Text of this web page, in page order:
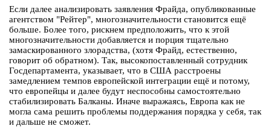
Если далее анализировать заявления Фрайда, опубликованные
агентством "Рейтер", многозначительности становится ещё
больше. Более того, рискнем предположить, что к этой
многозначительности добавляется и порция тщательно
замаскированного злорадства, (хотя Фрайд, естественно,
говорит об обратном). Так, высокопоставленный сотрудник
Госдепартамента, указывает, что в США расстроены
замедлением темпов европейской интеграции ещё и потому,
что европейцы и далее будут неспособны самостоятельно
стабилизировать Балканы. Иначе выражаясь, Европа как не
могла сама решить проблемы поддержания порядка у себя, так
и дальше не сможет.